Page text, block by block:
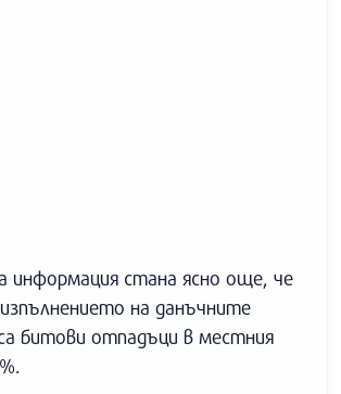
информация стана ясно още, че
на данъчните
битови отпадъци в местния